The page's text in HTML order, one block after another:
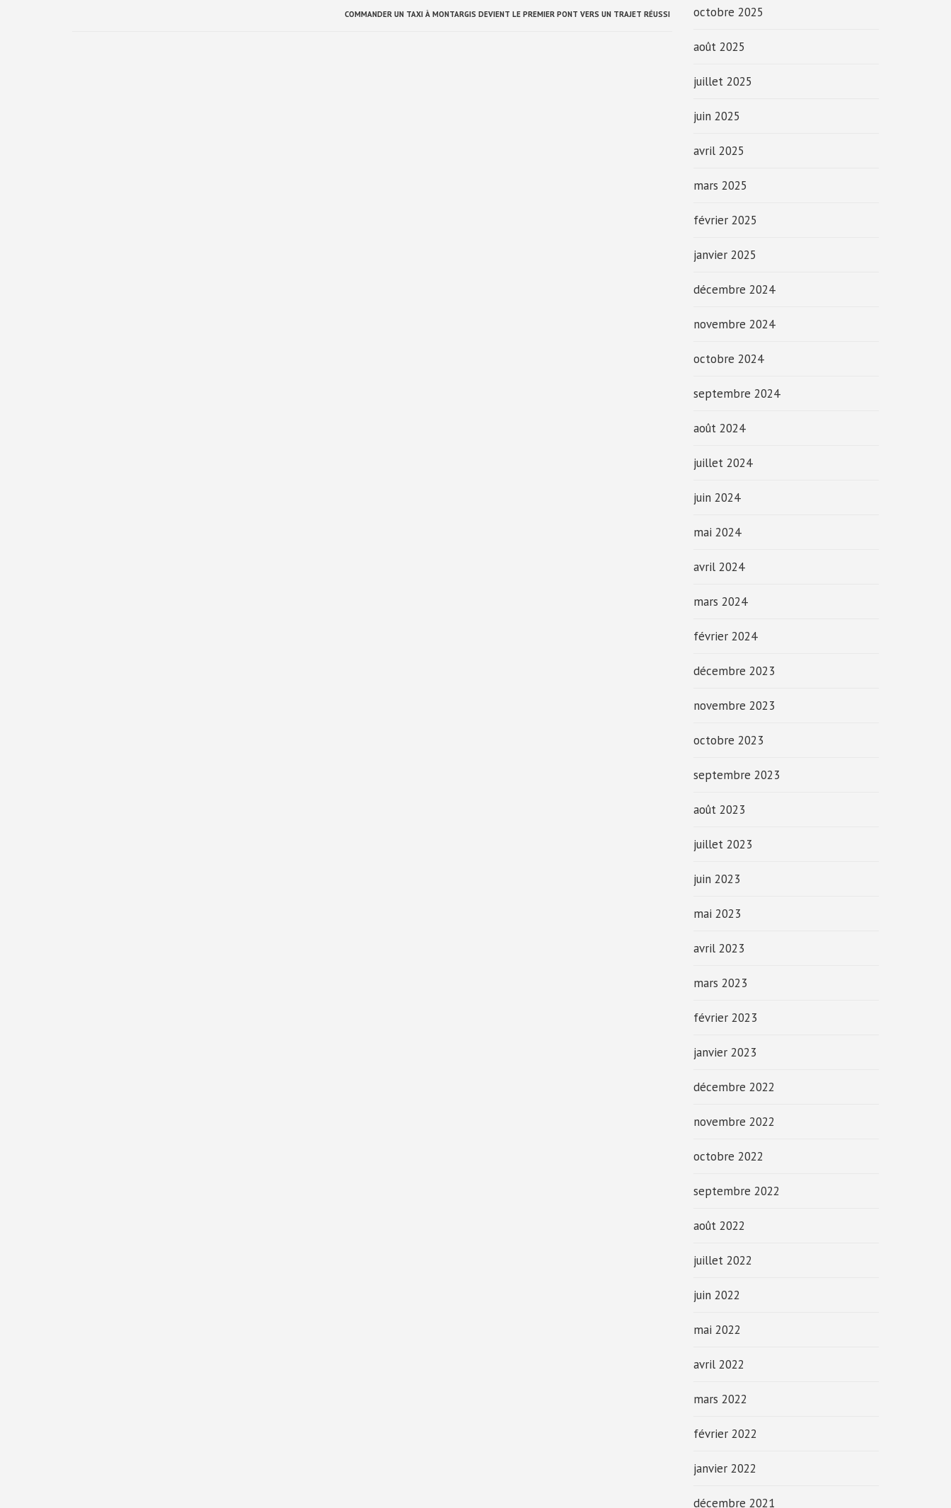
COMMANDER UN TAXI À MONTARGIS DEVIENT LE PREMIER PONT VERS UN TRAJET RÉUSSI
octobre 2025
août 2025
juillet 2025
juin 2025
avril 2025
mars 2025
février 2025
janvier 2025
décembre 2024
novembre 2024
octobre 2024
septembre 2024
août 2024
juillet 2024
juin 2024
mai 2024
avril 2024
mars 2024
février 2024
décembre 2023
novembre 2023
octobre 2023
septembre 2023
août 2023
juillet 2023
juin 2023
mai 2023
avril 2023
mars 2023
février 2023
janvier 2023
décembre 2022
novembre 2022
octobre 2022
septembre 2022
août 2022
juillet 2022
juin 2022
mai 2022
avril 2022
mars 2022
février 2022
janvier 2022
décembre 2021